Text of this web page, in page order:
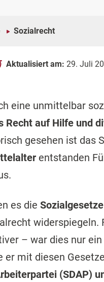
Sozialrecht
Aktualisiert am: 29. Juli
eine unmittelbar
Recht auf Hilfe und
gesehen ist das
entstanden
es die
– war dies nur
er mit diesen
(SDAP)